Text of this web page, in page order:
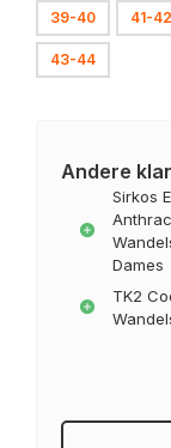
39-40 41-42
43-44
Andere
Sirkos
Dames
TK2